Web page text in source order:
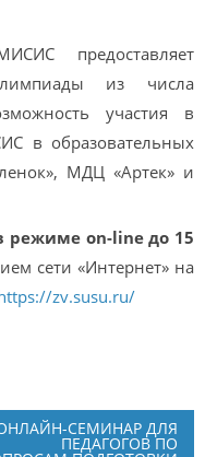
предоставляет
из числа
участия в
в образовательных
МДЦ «Артек» и
режиме on-line до 15
сети «Интернет» на
zv.susu.ru/
СЕМИНАР ДЛЯ
ПЕДАГОГОВ ПО